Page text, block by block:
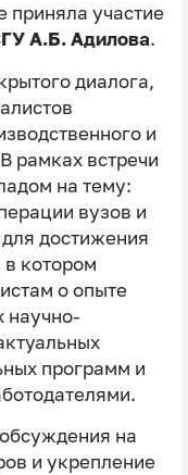
приняла участие
А.Б. Адилова.
диалога,
и
рамках встречи
на тему:
вузов и
достижения
в котором
о опыте
научно-
программ и
на
и укрепление